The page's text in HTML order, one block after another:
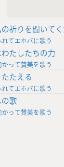
祈りを聞いて
てエホバに歌う
たしたちの力
って賛美を歌う
たえる
てエホバに歌う
歌
って賛美を歌う